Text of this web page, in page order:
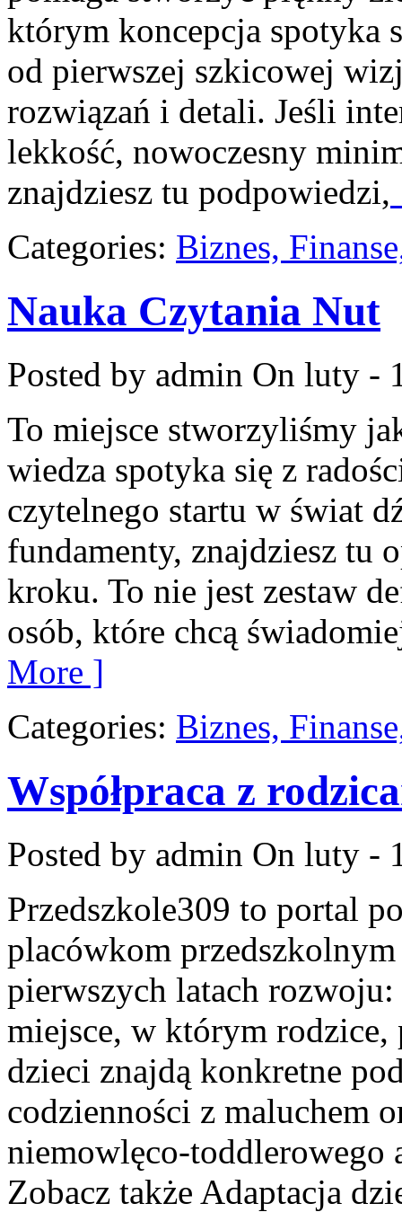
którym koncepcja spotyka
od pierwszej szkicowej
rozwiązań i detali. Jeśli
lekkość, nowoczesny
znajdziesz tu podpowiedzi,
Categories: Biznes,
Nauka Czytania Nut
Posted by admin On luty -
To miejsce stworzyliśmy
wiedza spotyka się z
czytelnego startu w świat
fundamenty, znajdziesz tu
kroku. To nie jest zestaw
osób, które chcą
More ]
Categories: Biznes,
Współpraca z
Posted by admin On luty -
Przedszkole309 to portal
placówkom
pierwszych latach
miejsce, w którym rodzice,
dzieci znajdą konkretne
codzienności z maluchem
niemowlęco-toddlerowego
Zobacz także Adaptacja